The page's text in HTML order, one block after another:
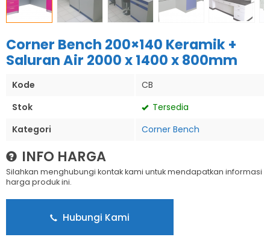
Corner Bench 200×140 Keramik +
Saluran Air 2000 x 1400 x 800mm
Kode
CB
Stok
Tersedia
Kategori
Corner Bench
INFO HARGA
Silahkan menghubungi kontak kami untuk mendapatkan informasi
harga produk ini.
Hubungi Kami